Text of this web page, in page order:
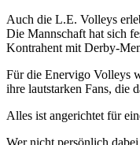
Auch die L.E. Volleys
Die Mannschaft hat sich
Kontrahent mit Derby-
Für die Enervigo Volleys
ihre lautstarken Fans, die
Alles ist angerichtet für
Wer nicht persönlich